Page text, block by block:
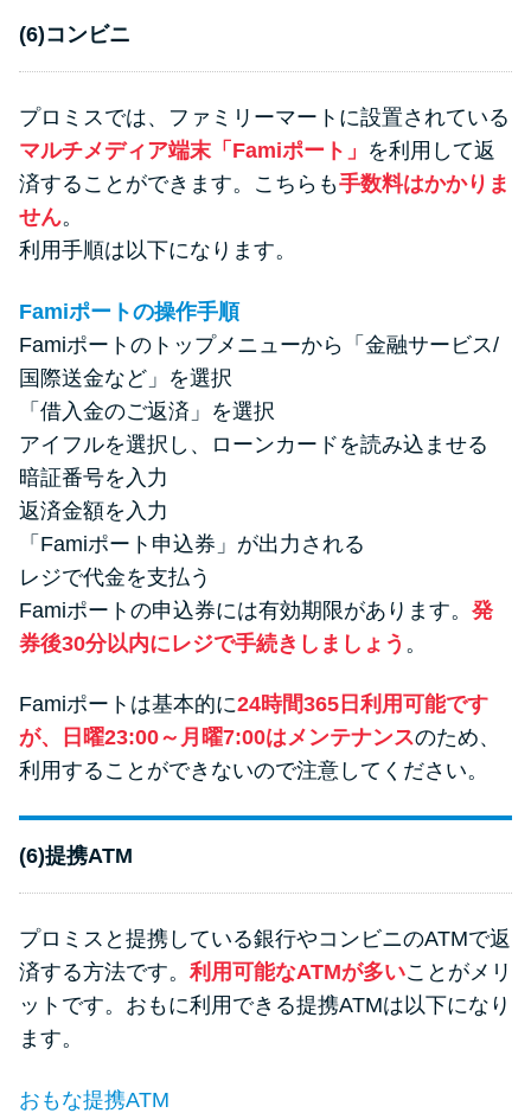
(6)コンビニ
プロミスでは、ファミリーマートに設置されている
マルチメディア端末「Famiポート」 を利用して返
済することができます。こちらも手数料はかかりま
せん。
利用手順は以下になります。
Famiポートの操作手順
Famiポートのトップメニューから「金融サービス/
国際送金など」を選択
「借入金のご返済」を選択
アイフルを選択し、ローンカードを読み込ませる
暗証番号を入力
返済金額を入力
「Famiポート申込券」が出力される
レジで代金を支払う
Famiポートの申込券には有効期限があります。 発
券後30分以内にレジで手続きしましょう 。
Famiポートは基本的に24時間365日利用可能です
が、日曜23:00～月曜7:00はメンテナンスのため、
利用することができないので注意してください。
(6)提携ATM
プロミスと提携している銀行やコンビニのATMで返
済する方法です。 利用可能なATMが多いことがメリ
ットです。おもに利用できる提携ATMは以下になり
ます。
おもな提携ATM